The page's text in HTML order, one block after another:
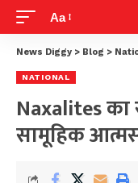
Aa
News Diggy > Blog >
NATIONAL
Naxalites का
सामूहिक